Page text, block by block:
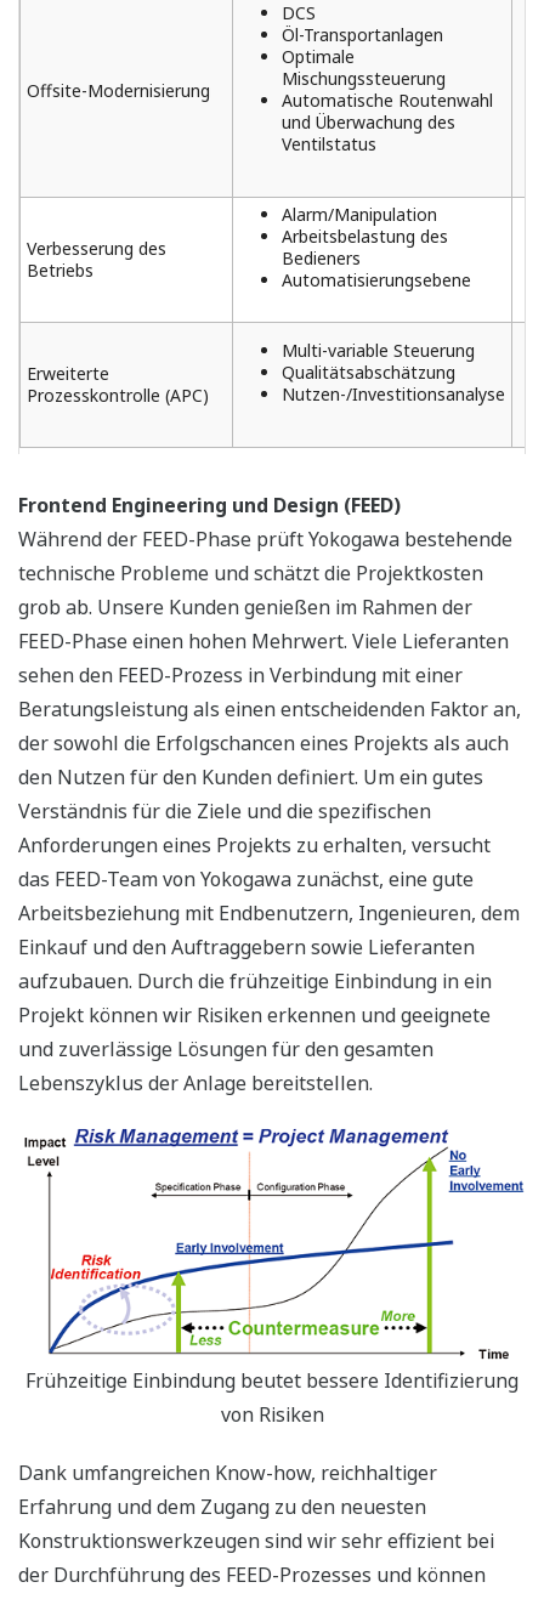
Offsite-Modernisierung
DCS
Öl-Transportanlagen
Optimale
Mischungssteuerung
Automatische Routenwahl
und Überwachung des
Ventilstatus
Verbesserung des
Betriebs
Alarm/Manipulation
Arbeitsbelastung des
Bedieners
Automatisierungsebene
Erweiterte
Prozesskontrolle (APC)
Multi-variable Steuerung
Qualitätsabschätzung
Nutzen-/Investitionsanalyse
Frontend Engineering und Design (FEED)
Während der FEED-Phase prüft Yokogawa bestehende
technische Probleme und schätzt die Projektkosten
grob ab. Unsere Kunden genießen im Rahmen der
FEED-Phase einen hohen Mehrwert. Viele Lieferanten
sehen den FEED-Prozess in Verbindung mit einer
Beratungsleistung als einen entscheidenden Faktor an,
der sowohl die Erfolgschancen eines Projekts als auch
den Nutzen für den Kunden definiert. Um ein gutes
Verständnis für die Ziele und die spezifischen
Anforderungen eines Projekts zu erhalten, versucht
das FEED-Team von Yokogawa zunächst, eine gute
Arbeitsbeziehung mit Endbenutzern, Ingenieuren, dem
Einkauf und den Auftraggebern sowie Lieferanten
aufzubauen. Durch die frühzeitige Einbindung in ein
Projekt können wir Risiken erkennen und geeignete
und zuverlässige Lösungen für den gesamten
Lebenszyklus der Anlage bereitstellen.
Frühzeitige Einbindung beutet bessere Identifizierung
von Risiken
Dank umfangreichen Know-how, reichhaltiger
Erfahrung und dem Zugang zu den neuesten
Konstruktionswerkzeugen sind wir sehr effizient bei
der Durchführung des FEED-Prozesses und können